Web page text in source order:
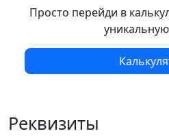
Просто перейди в
Реквизиты